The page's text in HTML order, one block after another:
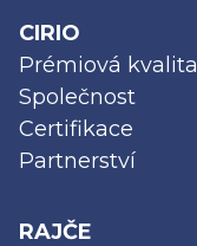
CIRIO
Prémiová kvalita
Společnost
Certifikace
Partnerství
RAJČE